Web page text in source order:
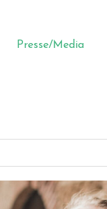
Presse/Media